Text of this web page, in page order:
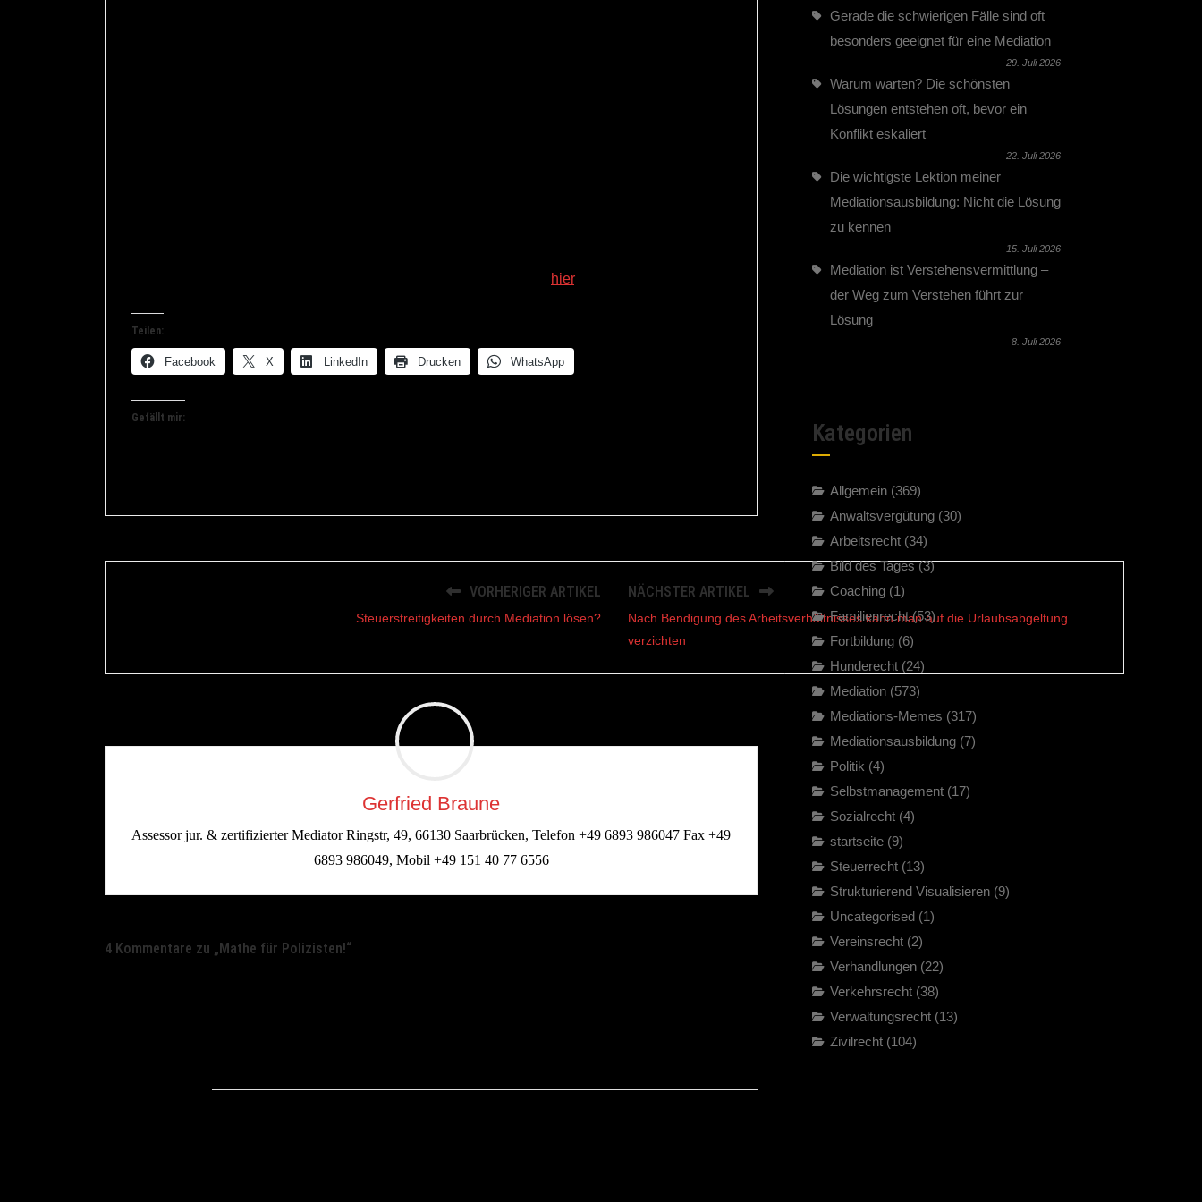
hier.
Teilen:
Facebook X LinkedIn Drucken WhatsApp
Gefällt mir:
VORHERIGER ARTIKEL
Steuerstreitigkeiten durch Mediation lösen?
NÄCHSTER ARTIKEL
Nach Bendigung des Arbeitsverhältnisses kann man auf die Urlaubsabgeltung
verzichten
Gerfried Braune
Assessor jur. & zertifizierter Mediator Ringstr, 49, 66130 Saarbrücken, Telefon +49 6893 986047 Fax +49
6893 986049, Mobil +49 151 40 77 6556
4 Kommentare zu „Mathe für Polizisten!“
Gerade die schwierigen Fälle sind oft
besonders geeignet für eine Mediation
29. Juli 2026
Warum warten? Die schönsten
Lösungen entstehen oft, bevor ein
Konflikt eskaliert
22. Juli 2026
Die wichtigste Lektion meiner
Mediationsausbildung: Nicht die Lösung
zu kennen
15. Juli 2026
Mediation ist Verstehensvermittlung –
der Weg zum Verstehen führt zur
Lösung
8. Juli 2026
Kategorien
Allgemein (369)
Anwaltsvergütung (30)
Arbeitsrecht (34)
Bild des Tages(3)
Coaching (1)
Familienrecht(53)
Fortbildung (6)
Hunderecht (24)
Mediation (573)
Mediations-Memes (317)
Mediationsausbildung (7)
Politik (4)
Selbstmanagement (17)
Sozialrecht (4)
startseite (9)
Steuerrecht (13)
Strukturierend Visualisieren (9)
Uncategorised (1)
Vereinsrecht (2)
Verhandlungen (22)
Verkehrsrecht (38)
Verwaltungsrecht (13)
Zivilrecht (104)